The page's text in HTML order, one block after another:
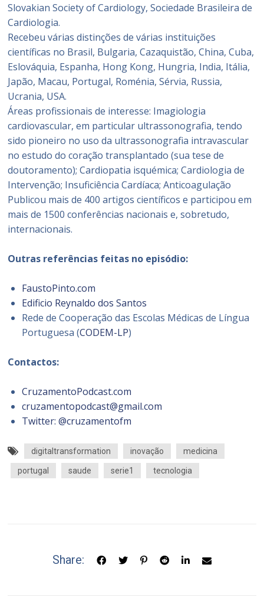
Slovakian Society of Cardiology, Sociedade Brasileira de
Cardiologia.
Recebeu várias distinções de várias instituições
científicas no Brasil, Bulgaria, Cazaquistão, China, Cuba,
Eslováquia, Espanha, Hong Kong, Hungria, India, Itália,
Japão, Macau, Portugal, Roménia, Sérvia, Russia,
Ucrania, USA.
Áreas profissionais de interesse: Imagiologia
cardiovascular, em particular ultrassonografia, tendo
sido pioneiro no uso da ultrassonografia intravascular
no estudo do coração transplantado (sua tese de
doutoramento); Cardiopatia isquémica; Cardiologia de
Intervenção; Insuficiência Cardíaca; Anticoagulação
Publicou mais de 400 artigos científicos e participou em
mais de 1500 conferências nacionais e, sobretudo,
internacionais.
Outras referências feitas no episódio:
FaustoPinto.com
Edificio Reynaldo dos Santos
Rede de Cooperação das Escolas Médicas de Língua
Portuguesa (CODEM-LP)
Contactos:
CruzamentoPodcast.com
cruzamentopodcast@gmail.com
Twitter: @cruzamentofm
digitaltransformation inovação medicina
portugal saude serie1 tecnologia
Share: